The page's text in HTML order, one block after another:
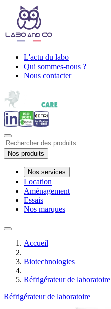
L'actu du labo
Qui sommes-nous ?
Nous contacter
Nos produits
Nos services
Location
Aménagement
Essais
Nos marques
Accueil
Biotechnologies
Réfrigérateur de laboratoire
Réfrigérateur de laboratoire